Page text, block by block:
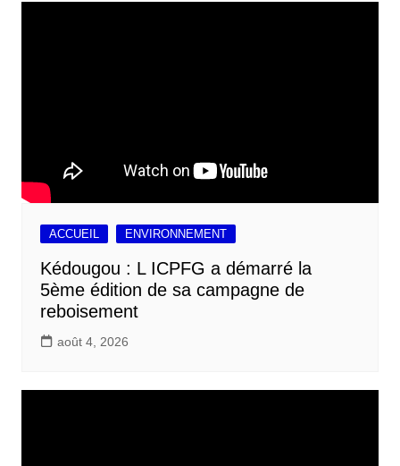
ACCUEIL ENVIRONNEMENT
Kédougou : L ICPFG a démarré la
5ème édition de sa campagne de
reboisement
août 4, 2026